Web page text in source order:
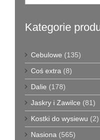
Kategorie
Cebulowe (135)
Coś extra (8)
Dalie (178)
Jaskry i Zawilce (81)
Kostki do wysiewu (2)
Nasiona (565)